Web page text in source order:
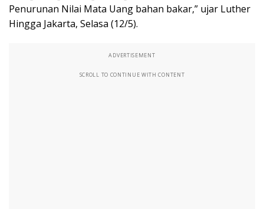
Penurunan Nilai Mata Uang bahan bakar,” ujar Luther
Hingga Jakarta, Selasa (12/5).
ADVERTISEMENT
SCROLL TO CONTINUE WITH CONTENT